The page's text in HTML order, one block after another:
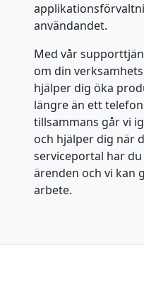
användandet.
Med vår
om din
hjälper dig öka
längre än ett
tillsammans går vi
och hjälper dig när
serviceportal har
ärenden och vi kan
arbete.